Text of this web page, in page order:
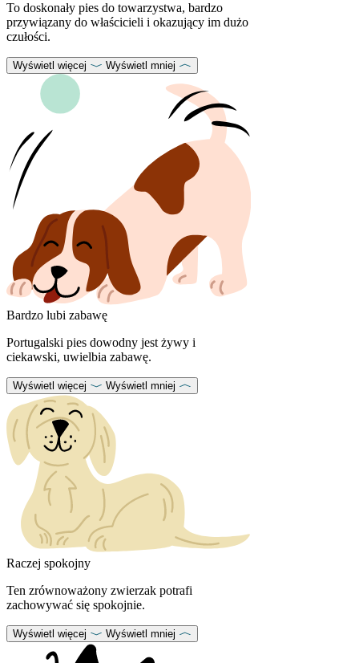
To doskonały pies do towarzystwa, bardzo
przywiązany do właścicieli i okazujący im dużo
czułości.
Wyświetl więcej Wyświetl mniej
Bardzo lubi zabawę
Portugalski pies dowodny jest żywy i
ciekawski, uwielbia zabawę.
Wyświetl więcej Wyświetl mniej
Raczej spokojny
Ten zrównoważony zwierzak potrafi
zachowywać się spokojnie.
Wyświetl więcej Wyświetl mniej